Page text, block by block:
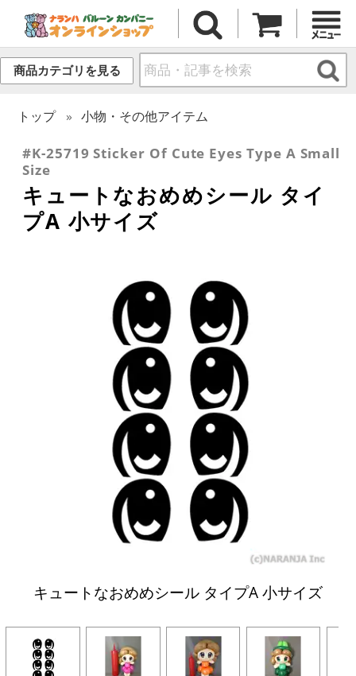
商品カテゴリを見る
トップ 小物・その他アイテム
#K-25719 Sticker Of Cute Eyes Type A Small
Size
キュートなおめめシール タイ
プA 小サイズ
キュートなおめめシール タイプA 小サイズ